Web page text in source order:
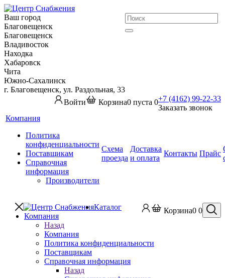
Ваш город
Благовещенск
Благовещенск
Владивосток
Находка
Хабаровск
Чита
Южно-Сахалинск
г. Благовещенск, ул. Раздольная, 33
+7 (4162) 99-22-33
Заказать звонок
Корзина0 пуста 0
Войти
Компания
Политика
конфиденциальности
Поставщикам
Справочная
информация
Производители
Схема
проезда
Доставка
и оплата
Контакты Прайс
Корзина0 0
Каталог
Компания
Назад
Компания
Политика конфиденциальности
Поставщикам
Справочная информация
Назад